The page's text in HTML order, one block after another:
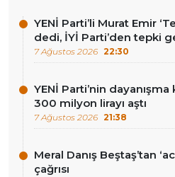
YENİ Parti’li Murat Emir
dedi, İYİ Parti’den tepki
7 Ağustos 2026 22:30
YENİ Parti’nin
300 milyon lirayı aştı
7 Ağustos 2026 21:38
Meral Danış Beştaş’tan
çağrısı